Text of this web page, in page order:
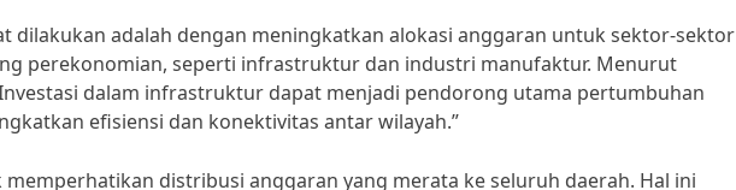
dilakukan adalah dengan meningkatkan alokasi anggaran untuk sektor-sektor
perekonomian, seperti infrastruktur dan industri manufaktur. Menurut
dalam infrastruktur dapat menjadi pendorong utama pertumbuhan
efisiensi dan konektivitas antar wilayah.”
distribusi anggaran yang merata ke seluruh daerah. Hal ini